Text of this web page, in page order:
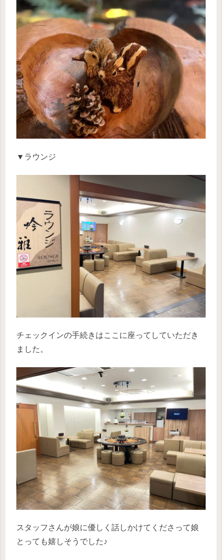
▼ラウンジ
チェックインの手続きはここに座ってしていただき
ました。
スタッフさんが娘に優しく話しかけてくださって娘
とっても嬉しそうでした♪